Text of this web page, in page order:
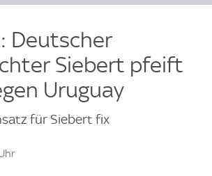
Deutscher
Siebert pfeift
Uruguay
für Siebert fix